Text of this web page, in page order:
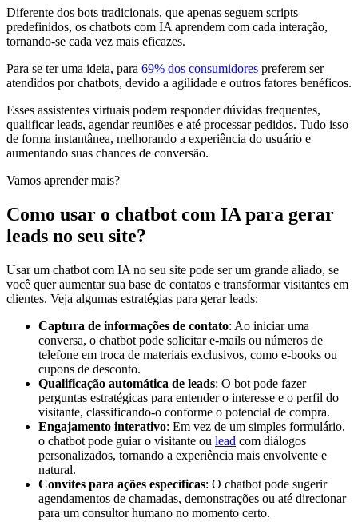
Diferente dos bots tradicionais, que apenas seguem scripts
predefinidos, os chatbots com IA aprendem com cada interação,
tornando-se cada vez mais eficazes.
Para se ter uma ideia, para 69% dos consumidores preferem ser
atendidos por chatbots, devido a agilidade e outros fatores benéficos.
Esses assistentes virtuais podem responder dúvidas frequentes,
qualificar leads, agendar reuniões e até processar pedidos. Tudo isso
de forma instantânea, melhorando a experiência do usuário e
aumentando suas chances de conversão.
Vamos aprender mais?
Como usar o chatbot com IA para gerar
leads no seu site?
Usar um chatbot com IA no seu site pode ser um grande aliado, se
você quer aumentar sua base de contatos e transformar visitantes em
clientes. Veja algumas estratégias para gerar leads:
Captura de informações de contato: Ao iniciar uma
conversa, o chatbot pode solicitar e-mails ou números de
telefone em troca de materiais exclusivos, como e-books ou
cupons de desconto.
Qualificação automática de leads: O bot pode fazer
perguntas estratégicas para entender o interesse e o perfil do
visitante, classificando-o conforme o potencial de compra.
Engajamento interativo: Em vez de um simples formulário,
o chatbot pode guiar o visitante ou lead com diálogos
personalizados, tornando a experiência mais envolvente e
natural.
Convites para ações específicas: O chatbot pode sugerir
agendamentos de chamadas, demonstrações ou até direcionar
para um consultor humano no momento certo.